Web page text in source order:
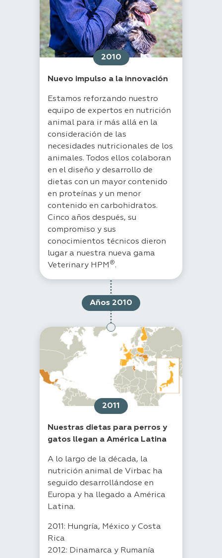
2010
Nuevo impulso a la innovación
Estamos reforzando nuestro
equipo de expertos en nutrición
animal para ir más allá en la
consideración de las
necesidades nutricionales de los
animales. Todos ellos colaboran
en el diseño y desarrollo de
dietas con un mayor contenido
en proteínas y un menor
contenido en carbohidratos.
Cinco años después, su
compromiso y sus
conocimientos técnicos dieron
lugar a nuestra nueva gama
Veterinary HPM ®.
Años 2010
2011
Nuestras dietas para perros y
gatos llegan a América Latina
A lo largo de la década, la
nutrición animal de Virbac ha
seguido desarrollándose en
Europa y ha llegado a América
Latina.
2011: Hungría, México y Costa
Rica
2012: Dinamarca y Rumanía